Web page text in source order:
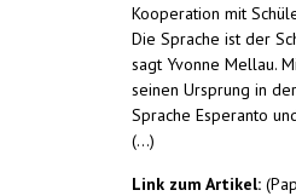
Kooperation mit
Die Sprache ist der
sagt Yvonne Mellau.
seinen Ursprung in
Sprache Esperanto
(...)
Link zum Artikel: